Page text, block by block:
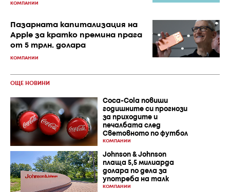
КОМПАНИИ
Пазарната капитализация на
Apple за кратко премина прага
от 5 трлн. долара
КОМПАНИИ
ОЩЕ НОВИНИ
Coca-Cola повиши
годишните си прогнози
за приходите и
печалбата след
Световното по футбол
КОМПАНИИ
Johnson & Johnson
плаща 5,5 милиарда
долара по дела за
употреба на талк
КОМПАНИИ